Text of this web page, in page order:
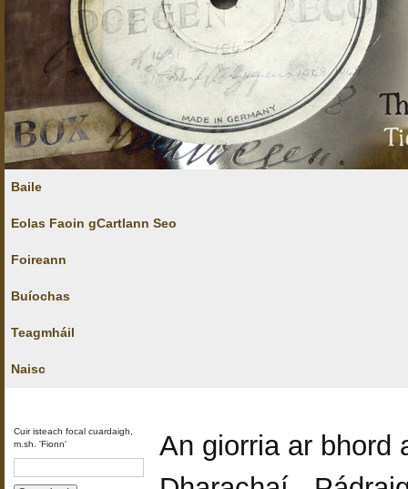
Baile
Eolas Faoin gCartlann Seo
Foireann
Buíochas
Teagmháil
Naisc
Cuir isteach focal cuardaigh,
m.sh. 'Fionn'
An giorria ar bhord